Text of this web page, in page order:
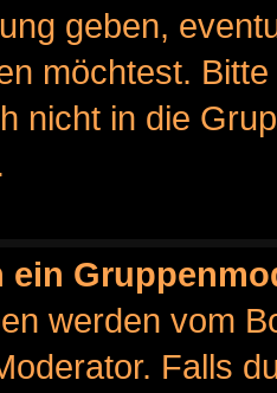
geben,
möchtest.
nicht in die
ein
werden vom
Falls